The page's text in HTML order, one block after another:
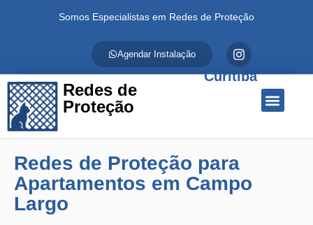
Somos Especialistas em Redes de Proteção
Agendar Instalação
Redes de
Proteção
Curitiba
Redes de Proteção para
Apartamentos em Campo
Largo